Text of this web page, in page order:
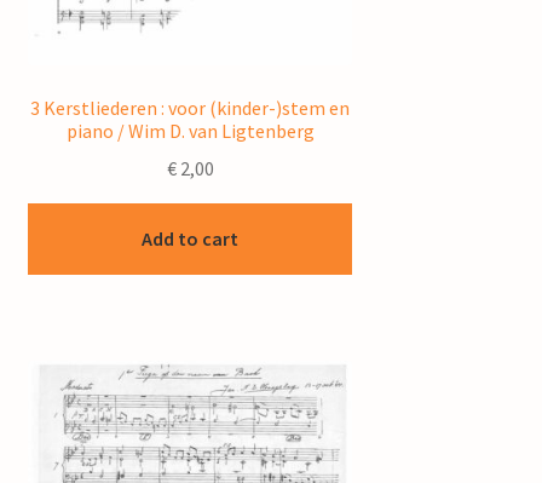
3 Kerstliederen : voor (kinder-)stem en
piano / Wim D. van Ligtenberg
€2,00
Add to cart